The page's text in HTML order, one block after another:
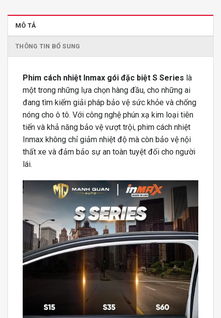
MÔ TẢ
THÔNG TIN BỔ SUNG
Phim cách nhiệt Inmax gói đặc biệt S Series là
một trong những lựa chọn hàng đầu, cho những ai
đang tìm kiếm giải pháp bảo vệ sức khỏe và chống
nóng cho ô tô. Với công nghệ phún xạ kim loại tiên
tiến và khả năng bảo vệ vượt trội, phim cách nhiệt
Inmax không chỉ giảm nhiệt độ mà còn bảo vệ nội
thất xe và đảm bảo sự an toàn tuyệt đối cho người
lái.